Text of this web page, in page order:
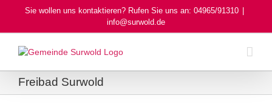
Sie wollen uns kontaktieren? Rufen Sie uns an: 04965/91310
info@surwold.de
Freibad Surwold